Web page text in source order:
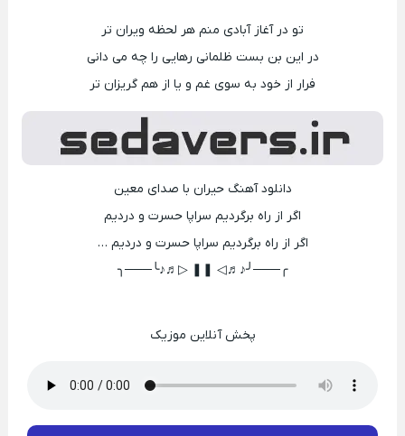
تو در آغاز آبادی منم هر لحظه ویران تر
در این بن بست ظلمانی رهایی را چه می دانی
فرار از خود به سوی غم و یا از هم گریزان تر
دانلود آهنگ حیران با صدای معین
اگر از راه برگردیم سراپا حسرت و دردیم
اگر از راه برگردیم سراپا حسرت و دردیم …
╭───╯♪♬◁ ❚❚ ▷♬♪╰───╮
پخش آنلاین موزیک